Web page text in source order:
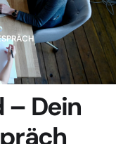
– Dein